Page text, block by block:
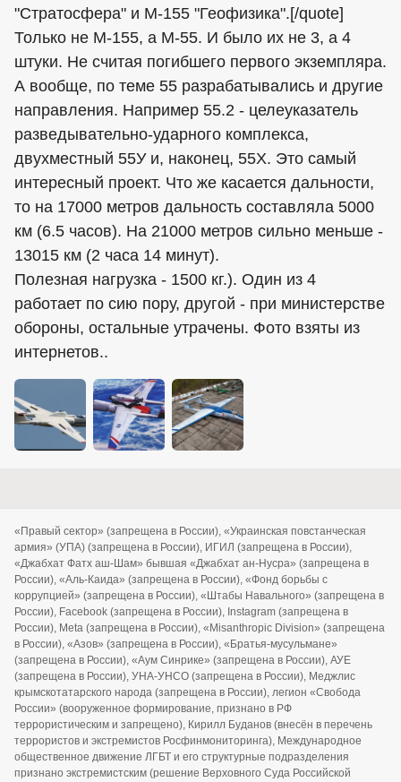
"Стратосфера" и М-155 "Геофизика".[/quote]
Только не М-155, а М-55. И было их не 3, а 4
штуки. Не считая погибшего первого экземпляра.
А вообще, по теме 55 разрабатывались и другие
направления. Например 55.2 - целеуказатель
разведывательно-ударного комплекса,
двухместный 55У и, наконец, 55Х. Это самый
интересный проект. Что же касается дальности,
то на 17000 метров дальность составляла 5000
км (6.5 часов). На 21000 метров сильно меньше -
13015 км (2 часа 14 минут).
Полезная нагрузка - 1500 кг.). Один из 4
работает по сию пору, другой - при министерстве
обороны, остальные утрачены. Фото взяты из
интернетов..
«Правый сектор» (запрещена в России), «Украинская повстанческая
армия» (УПА) (запрещена в России), ИГИЛ (запрещена в России),
«Джабхат Фатх аш-Шам» бывшая «Джабхат ан-Нусра» (запрещена в
России), «Аль-Каида» (запрещена в России), «Фонд борьбы с
коррупцией» (запрещена в России), «Штабы Навального» (запрещена в
России), Facebook (запрещена в России), Instagram (запрещена в
России), Meta (запрещена в России), «Misanthropic Division» (запрещена
в России), «Азов» (запрещена в России), «Братья-мусульмане»
(запрещена в России), «Аум Синрике» (запрещена в России), АУЕ
(запрещена в России), УНА-УНСО (запрещена в России), Меджлис
крымскотатарского народа (запрещена в России), легион «Свобода
России» (вооруженное формирование, признано в РФ
террористическим и запрещено), Кирилл Буданов (внесён в перечень
террористов и экстремистов Росфинмониторинга), Международное
общественное движение ЛГБТ и его структурные подразделения
признано экстремистским (решение Верховного Суда Российской